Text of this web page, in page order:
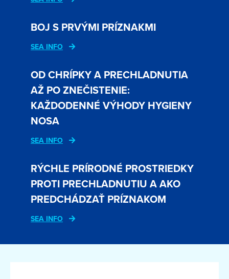
BOJ S PRVÝMI PRÍZNAKMI
SEA INFO
OD CHRÍPKY A PRECHLADNUTIA
AŽ PO ZNEČISTENIE:
KAŽDODENNÉ VÝHODY HYGIENY
NOSA
SEA INFO
RÝCHLE PRÍRODNÉ PROSTRIEDKY
PROTI PRECHLADNUTIU A AKO
PREDCHÁDZAŤ PRÍZNAKOM
SEA INFO